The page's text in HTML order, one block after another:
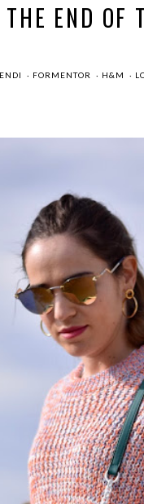
THE END OF
· FORMENTOR · H&M ·